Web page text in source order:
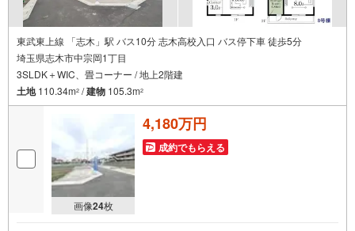
東武東上線 「志木」駅 バス10分 志木高校入口 バス停下車 徒歩5分
埼玉県志木市中宗岡1丁目
3SLDK＋WIC、畳コーナー / 地上2階建
土地110.34m2 /建物 105.3m2
画像24枚
4,180万円
成約でもらえる